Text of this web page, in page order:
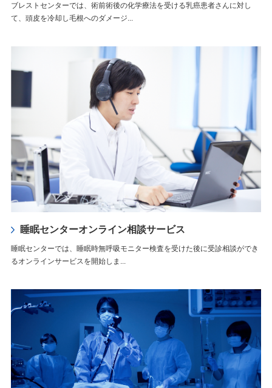
ブレストセンターでは、術前術後の化学療法を受ける乳癌患者さんに対し
て、頭皮を冷却し毛根へのダメージ...
睡眠センターオンライン相談サービス
睡眠センターでは、睡眠時無呼吸モニター検査を受けた後に受診相談ができ
るオンラインサービスを開始しま...